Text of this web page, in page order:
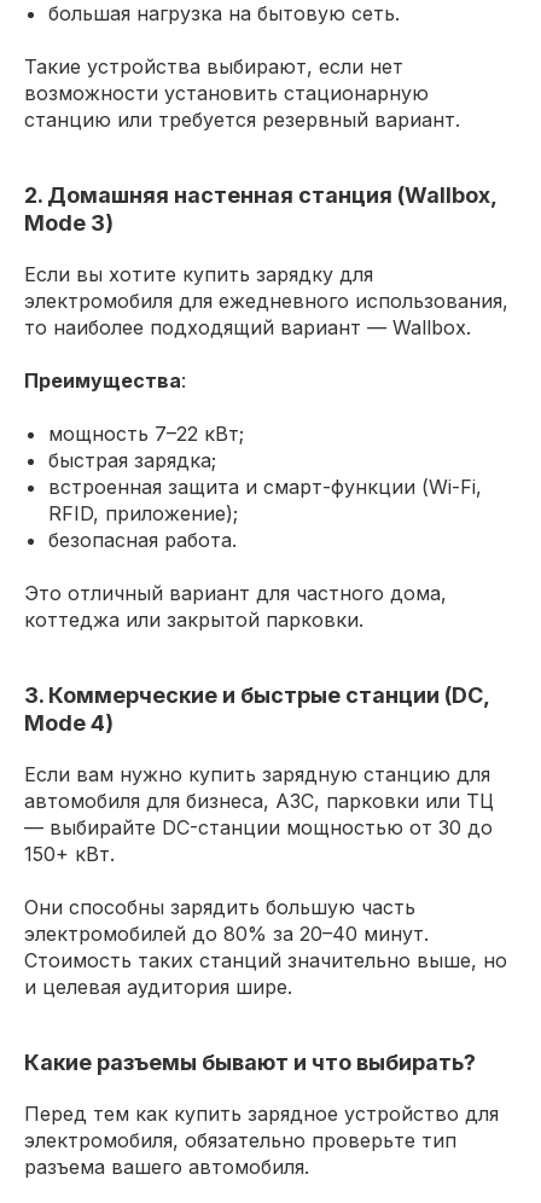
большая нагрузка на бытовую сеть.
Такие устройства выбирают, если нет
возможности установить стационарную
станцию или требуется резервный вариант.
2. Домашняя настенная станция (Wallbox,
Mode 3)
Если вы хотите купить зарядку для
электромобиля для ежедневного использования,
то наиболее подходящий вариант — Wallbox.
Преимущества:
мощность 7–22 кВт;
быстрая зарядка;
встроенная защита и смарт-функции (Wi-Fi,
RFID, приложение);
безопасная работа.
Это отличный вариант для частного дома,
коттеджа или закрытой парковки.
3. Коммерческие и быстрые станции (DC,
Mode 4)
Если вам нужно купить зарядную станцию для
автомобиля для бизнеса, АЗС, парковки или ТЦ
— выбирайте DC-станции мощностью от 30 до
150+ кВт.
Они способны зарядить большую часть
электромобилей до 80% за 20–40 минут.
Стоимость таких станций значительно выше, но
и целевая аудитория шире.
Какие разъемы бывают и что выбирать?
Перед тем как купить зарядное устройство для
электромобиля, обязательно проверьте тип
разъема вашего автомобиля.